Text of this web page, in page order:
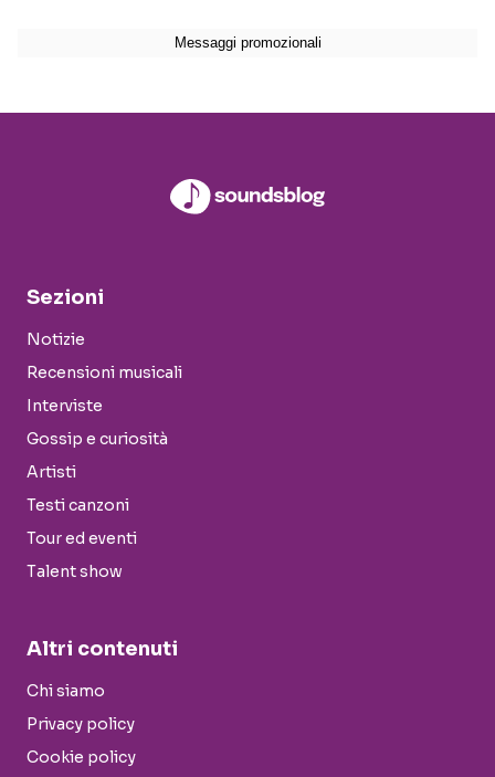
Sezioni
Notizie
Recensioni musicali
Interviste
Gossip e curiosità
Artisti
Testi canzoni
Tour ed eventi
Talent show
Altri contenuti
Chi siamo
Privacy policy
Cookie policy